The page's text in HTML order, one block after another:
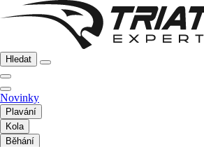
Hledat
Novinky
Plavání
Kola
Běhání